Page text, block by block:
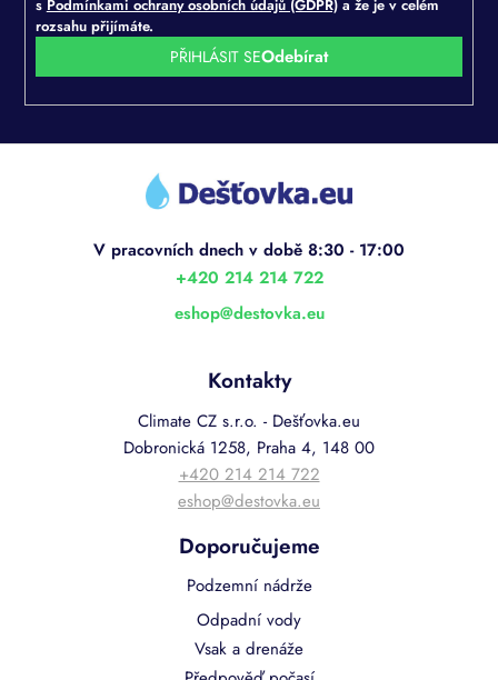
s Podmínkami ochrany osobních údajů (GDPR)a že je v celém
rozsahu přijímáte.
PŘIHLÁSIT SE
Z
eshop@destovka.eu
+420 214 214 722
Kontakty
Climate CZ s.r.o. - Dešťovka.eu
Dobronická 1258, Praha 4, 148 00
+420 214 214 722
eshop@destovka.eu
Doporučujeme
Podzemní nádrže
Odpadní vody
Vsak a drenáže